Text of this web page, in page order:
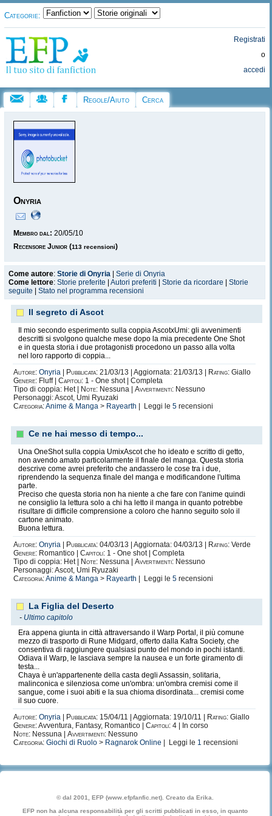
Categorie:
Registrati
o
accedi
Regole/Aiuto Cerca
Onyria
Membro dal: 20/05/10
Recensore Junior (113 recensioni)
Come autore: Storie di Onyria
Serie di Onyria
Come lettore: Storie preferite Autori preferiti Storie da ricordare
Storie
seguite
Stato nel programma recensioni
Il segreto di Ascot
Il mio secondo esperimento sulla coppia AscotxUmi: gli avvenimenti
descritti si svolgono qualche mese dopo la mia precedente One Shot
e in questa storia i due protagonisti procedono un passo alla volta
nel loro rapporto di coppia...
Autore: Onyria Pubblicata: 21/03/13 | Aggiornata: 21/03/13 | Rating: Giallo
Genere: Fluff | Capitoli: 1 - One shot | Completa
Tipo di coppia: Het |
Note: Nessuna | Avvertimenti: Nessuno
Personaggi: Ascot, Umi Ryuzaki
Categoria:Anime & Manga > Rayearth | Leggi le 5 recensioni
Ce ne hai messo di tempo...
Una OneShot sulla coppia UmixAscot che ho ideato e scritto di getto,
non avendo amato particolarmente il finale del manga. Questa storia
descrive come avrei preferito che andassero le cose tra i due,
riprendendo la sequenza finale del manga e modificandone l'ultima
parte.
Preciso che questa storia non ha niente a che fare con l'anime quindi
ne consiglio la lettura solo a chi ha letto il manga in quanto potrebbe
risultare di difficile comprensione a coloro che hanno seguito solo il
cartone animato.
Buona lettura.
Autore: Onyria Pubblicata: 04/03/13 | Aggiornata: 04/03/13 | Rating: Verde
Genere: Romantico | Capitoli: 1 - One shot | Completa
Tipo di coppia: Het |
Note: Nessuna | Avvertimenti: Nessuno
Personaggi: Ascot, Umi Ryuzaki
Categoria:Anime & Manga > Rayearth | Leggi le 5 recensioni
La Figlia del Deserto
- Ultimo capitolo
Era appena giunta in città attraversando il Warp Portal, il più comune
mezzo di trasporto di Rune Midgard, offerto dalla Kafra Society, che
consentiva di raggiungere qualsiasi punto del mondo in pochi istanti.
Odiava il Warp, le lasciava sempre la nausea e un forte giramento di
testa...
Chaya è un'appartenente della casta degli Assassin, solitaria,
malinconica e silenziosa come un'ombra: un'ombra cremisi come il
sangue, come i suoi abiti e la sua chioma disordinata... cremisi come
il suo cuore.
Autore: Onyria Pubblicata: 15/04/11 | Aggiornata: 19/10/11 | Rating: Giallo
Genere:Avventura, Fantasy, Romantico | Capitoli: 4 | In corso
Note: Nessuna | Avvertimenti: Nessuno
Categoria: Giochi di Ruolo > Ragnarok Online | Leggi le 1 recensioni
© dal 2001, EFP (www.efpfanfic.net). Creato da Erika.
EFP non ha alcuna responsabilità per gli scritti pubblicati in esso, in quanto